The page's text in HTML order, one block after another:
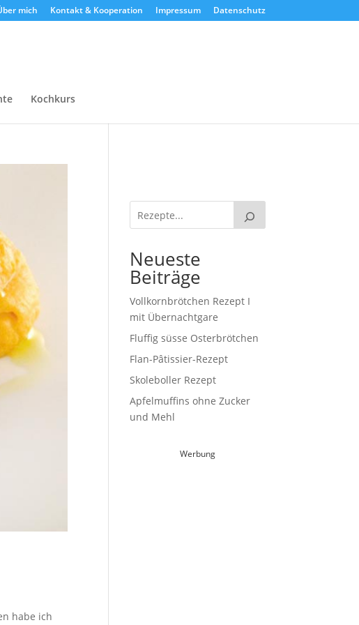
mich Kontakt & Kooperation Impressum Datenschutz
Kochkurs
habe ich
Neueste
Beiträge
Vollkornbrötchen Rezept I
mit Übernachtgare
Fluffig süsse Osterbrötchen
Flan-Pâtissier-Rezept
Skoleboller Rezept
Apfelmuffins ohne Zucker
und Mehl
Werbung